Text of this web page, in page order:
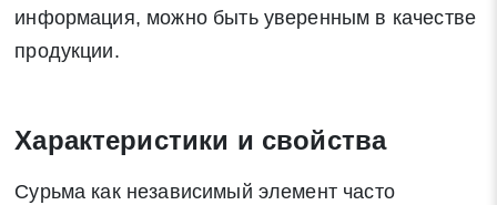
информация, можно быть уверенным в качестве
продукции.
Характеристики и свойства
Сурьма как независимый элемент часто